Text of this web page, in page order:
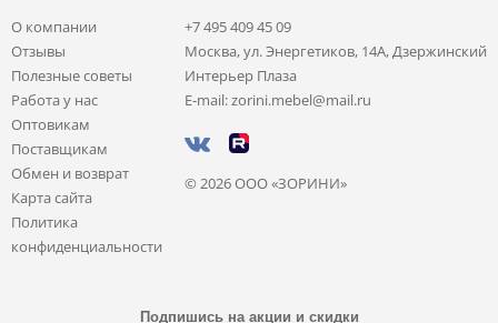
О компании
Отзывы
Полезные советы
Работа у нас
Оптовикам
Поставщикам
Обмен и возврат
Карта сайта
Политика
конфиденциальности
+7 495 409 45 09
Москва, ул. Энергетиков, 14А, Дзержинский
Интерьер Плаза
E-mail: zorini.mebel@mail.ru
© 2026 ООО «ЗОРИНИ»
Подпишись на акции и скидки